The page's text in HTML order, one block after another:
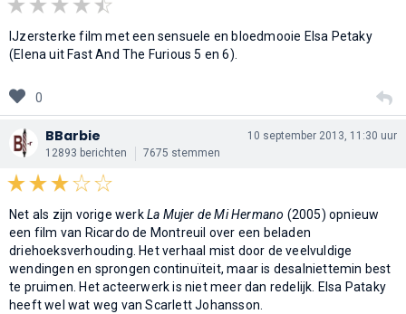
IJzersterke film met een sensuele en bloedmooie Elsa Petaky
(Elena uit Fast And The Furious 5 en 6).
0
BBarbie
12893 berichten 7675 stemmen
10 september 2013, 11:30 uur
Net als zijn vorige werkLa Mujer de Mi Hermano (2005) opnieuw
een film van Ricardo de Montreuil over een beladen
driehoeksverhouding. Het verhaal mist door de veelvuldige
wendingen en sprongen continuïteit, maar is desalniettemin best
te pruimen. Het acteerwerk is niet meer dan redelijk. Elsa Pataky
heeft wel wat weg van Scarlett Johansson.